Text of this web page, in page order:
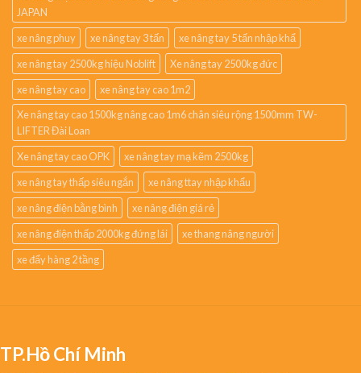
JAPAN
xe nâng phuy
xe nâng tay 3 tấn
xe nâng tay 5 tấn nhập khẩ
xe nâng tay 2500kg hiệu Noblift
Xe nâng tay 2500kg đức
xe nâng tay cao
xe nâng tay cao 1m2
Xe nâng tay cao 1500kg nâng cao 1m6 chân siêu rộng 1500mm TW-
LIFTER Đài Loan
Xe nâng tay cao OPK
xe nâng tay mạ kẽm 2500kg
xe nâng tay thấp siêu ngắn
xe nâng ttay nhập khẩu
xe nâng điện bằng bình
xe nâng điện giá rẻ
xe nâng điện thấp 2000kg đứng lái
xe thang nâng người
xe đẩy hàng 2 tầng
TP.Hồ Chí Minh